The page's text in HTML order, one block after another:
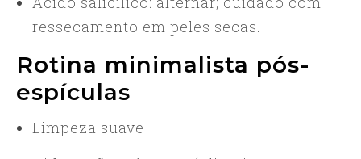
ressecamento em peles secas.
Rotina minimalista pós-
espículas
Limpeza suave